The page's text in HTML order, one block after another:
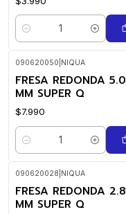
Cantidad
090620050 NIQUA
FRESA REDONDA 5.0
MM SUPER Q
$7.990
Cantidad
090620028 NIQUA
FRESA REDONDA 2.8
MM SUPER Q